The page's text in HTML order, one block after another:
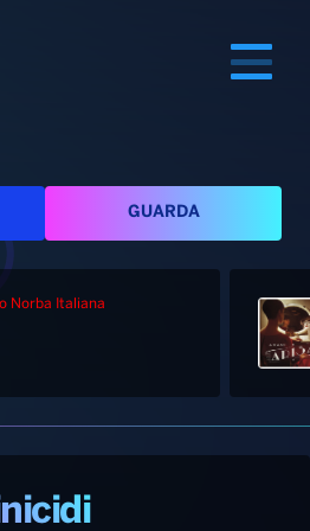
GUARDA
Norba Italiana